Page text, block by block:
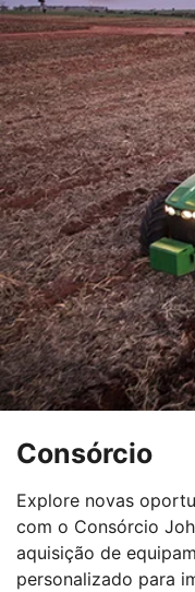
Consórcio
Explore novas
com o Consórcio
aquisição de
personalizado para